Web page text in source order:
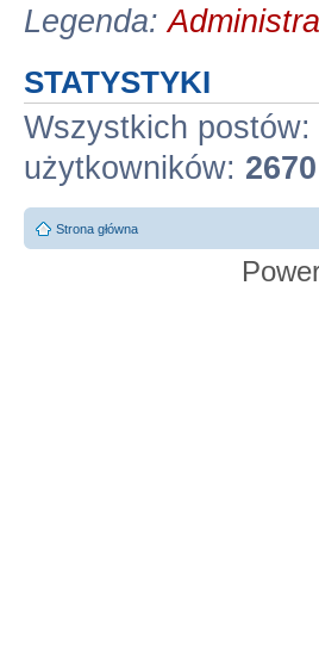
Legenda:
STATYSTYKI
Wszystkich postów:
użytkowników: 2670
Strona główna